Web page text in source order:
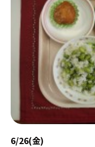
6/26(金)